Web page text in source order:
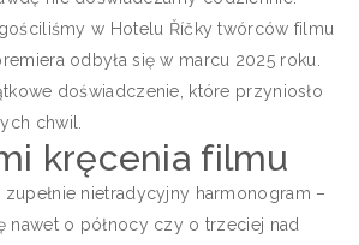
w Hotelu Říčky twórców filmu
odbyła się w marcu 2025 roku.
doświadczenie, które przyniosło
chwil.
kręcenia filmu
zupełnie nietradycyjny harmonogram –
nawet o północy czy o trzeciej nad